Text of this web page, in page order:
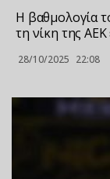
Η βαθμολογία
τη νίκη της ΑΕΚ
28/10/2025 22:08